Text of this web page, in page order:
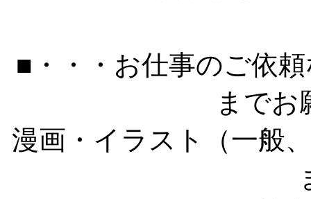
■・・・お仕事のご依
までお
漫画・イラスト（一般